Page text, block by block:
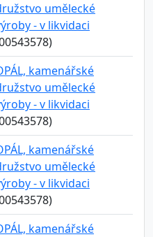
umělecké
- v likvidaci
kamenářské
umělecké
- v likvidaci
kamenářské
umělecké
- v likvidaci
kamenářské